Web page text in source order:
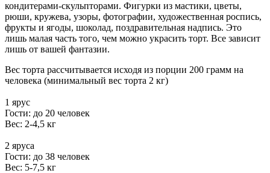
кондитерами-скульпторами. Фигурки из мастики, цветы,
рюши, кружева, узоры, фотографии, художественная роспись,
фрукты и ягоды, шоколад, поздравительная надпись. Это
лишь малая часть того, чем можно украсить торт. Все зависит
лишь от вашей фантазии.
Вес торта рассчитывается исходя из порции 200 грамм на
человека (минимальный вес торта 2 кг)
1 ярус
Гости: до 20 человек
Вес: 2-4,5 кг
2 яруса
Гости: до 38 человек
Вес: 5-7,5 кг